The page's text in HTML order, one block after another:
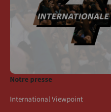
Notre presse
International Viewpoint